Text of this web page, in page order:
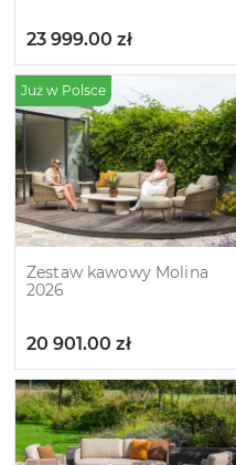
23 999.00 zł
Już w Polsce
Zestaw kawowy Molina
2026
20 901.00 zł